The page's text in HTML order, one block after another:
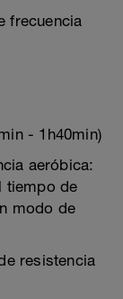
frecuencia
- 1h40min)
aeróbica:
tiempo de
modo de
resistencia